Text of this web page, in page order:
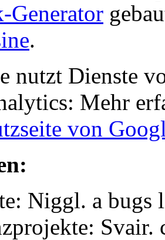
Generator
.
nutzt Dienste
Mehr
von
Niggl. a
Svair.